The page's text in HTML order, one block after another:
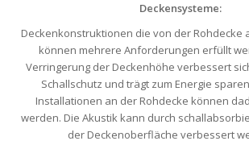
Deckensysteme:
Deckenkonstruktionen die von der Rohdecke
können mehrere Anforderungen erfüllt
Verringerung der Deckenhöhe verbessert
Schallschutz und trägt zum Energie
Installationen an der Rohdecke können
werden. Die Akustik kann durch
der Deckenoberfläche verbessert